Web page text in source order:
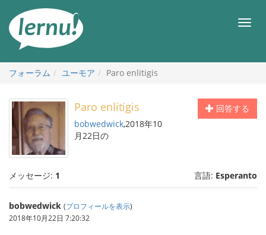
メ
フォーラム
ユーモア Paro enlitigis
回答する
Paro enlitigis
bobwedwick,2018年10
月22日の
メッセージ: 1 言語: Esperanto
bobwedwick (プロフィールを表示)
2018年10月22日 7:20:32